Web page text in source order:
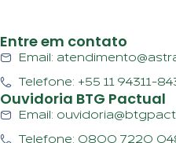
Entre em contato
Email:
Telefone: +55 11 94311-
Ouvidoria BTG Pactual
Email:
Telefone: 0800 7220